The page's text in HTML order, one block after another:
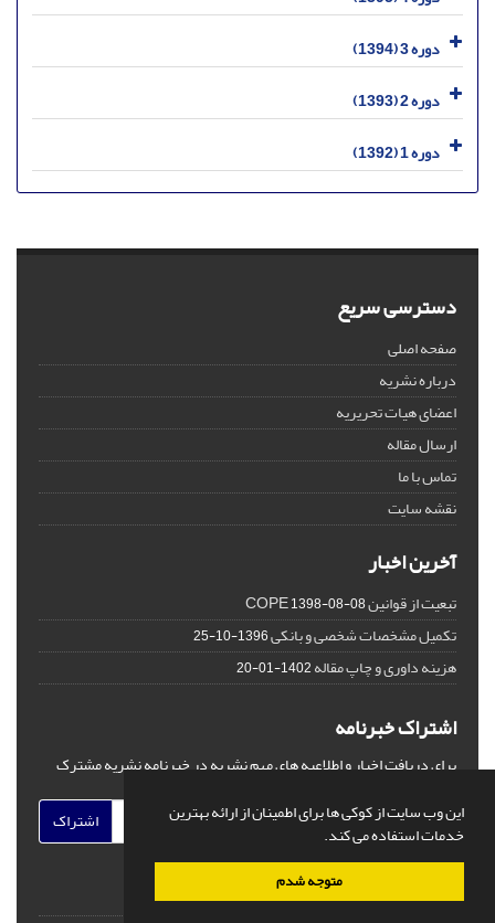
این وب سایت از کوکی ها برای اطمینان از ارائه بهترین
خدمات استفاده می کند.
متوجه شدم
دوره 3 (1394)
دوره 2 (1393)
دوره 1 (1392)
دسترسی سریع
صفحه اصلی
درباره نشریه
اعضای هیات تحریریه
ارسال مقاله
تماس با ما
نقشه سایت
آخرین اخبار
تبعیت از قوانین COPE1398-08-08
تکمیل مشخصات شخصی و بانکی1396-10-25
هزینه داوری و چاپ مقاله1402-01-20
اشتراک خبرنامه
برای دریافت اخبار و اطلاعیه های مهم نشریه در خبرنامه نشریه مشترک
اشتراک